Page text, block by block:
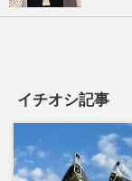
イチオシ記事